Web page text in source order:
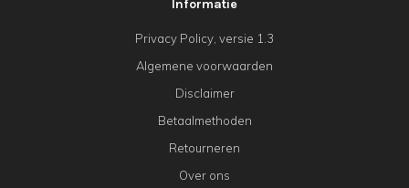
Informatie
Privacy Policy, versie 1.3
Algemene voorwaarden
Disclaimer
Betaalmethoden
Retourneren
Over ons